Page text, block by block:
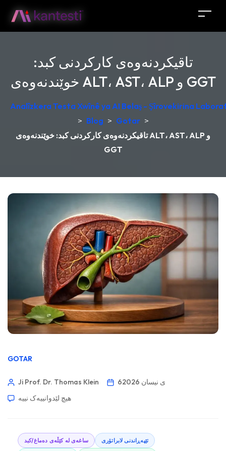
تاقیکردنەوەی کارکردنی کبد:
خوێندنەوەی ALT، AST، ALP و GGT
Analîzkera Testa Xwînê ya AI Belaş - Şîrovekirina
> Blog > Gotar >
تاقیکردنەوەی کارکردنی کبد: خوێندنەوەی ALT، AST، ALP و
GGT
GOTAR
Ji Prof. Dr. Thomas Klein
6ی نیسان 2026
هیچ لێدوانییەک نییە
ساغەی لە کێڵەی دەماغ/کبد تێپەڕاندنی لابراتۆری